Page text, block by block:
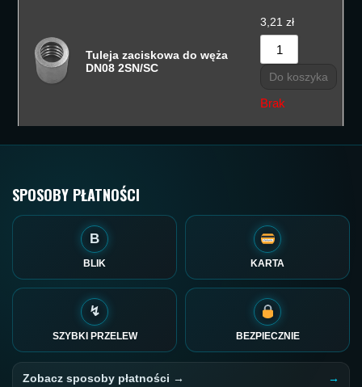
Tuleja zaciskowa do węża
DN08 2SN/SC
3,21 zł
Do koszyka
Brak
SPOSOBY PŁATNOŚCI
B
BLIK KARTA
↯
SZYBKI PRZELEW BEZPIECZNIE
Zobacz sposoby płatności →